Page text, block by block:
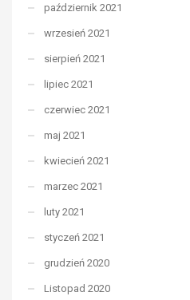
październik 2021
wrzesień 2021
sierpień 2021
lipiec 2021
czerwiec 2021
maj 2021
kwiecień 2021
marzec 2021
luty 2021
styczeń 2021
grudzień 2020
Listopad 2020